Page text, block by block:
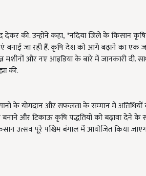
की. उन्होंने कहा, ''नदिया जिले के किसान कृषि
जा रही हैं. कृषि देश को आगे बढ़ाने का एक
मशीनों और नए आइडिया के बारे में जानकारी दी.
की.
के योगदान और सफलता के सम्मान में अतिथियों
बनाने और टिकाऊ कृषि पद्धतियों को बढ़ावा देने
उत्सव पूरे पश्चिम बंगाल में आयोजित किया